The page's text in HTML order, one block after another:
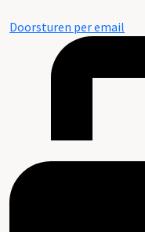
Doorsturen per email